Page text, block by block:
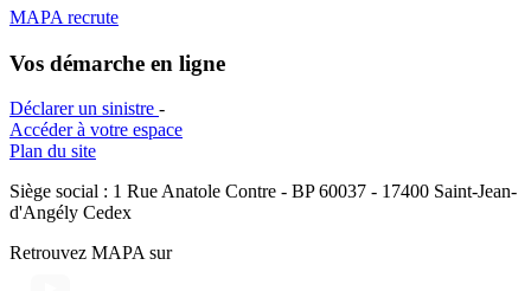
MAPA recrute
Vos démarche en ligne
Déclarer un sinistre -
Accéder à votre espace
Plan du site
Siège social : 1 Rue Anatole Contre - BP 60037 - 17400 Saint-Jean-
d'Angély Cedex
Retrouvez MAPA sur